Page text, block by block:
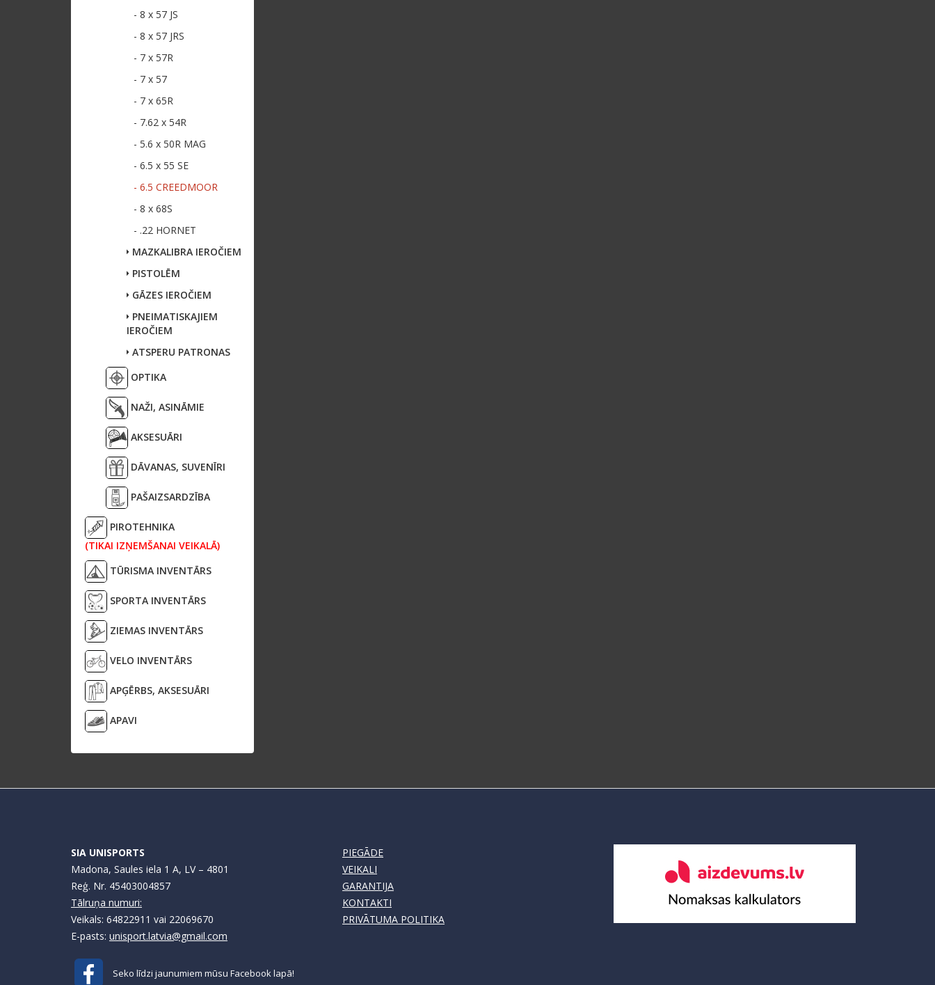
- 8 x 57 JS
- 8 x 57 JRS
- 7 x 57R
- 7 x 57
- 7 x 65R
- 7.62 x 54R
- 5.6 x 50R MAG
- 6.5 x 55 SE
- 6.5 CREEDMOOR
- 8 x 68S
- .22 HORNET
MAZKALIBRA IEROČIEM
PISTOLĒM
GĀZES IEROČIEM
PNEIMATISKAJIEM
IEROČIEM
ATSPERU PATRONAS
OPTIKA
NAŽI, ASINĀMIE
AKSESUĀRI
DĀVANAS, SUVENĪRI
PAŠAIZSARDZĪBA
PIROTEHNIKA
(TIKAI IZŅEMŠANAI VEIKALĀ)
TŪRISMA INVENTĀRS
SPORTA INVENTĀRS
ZIEMAS INVENTĀRS
VELO INVENTĀRS
APĢĒRBS, AKSESUĀRI
APAVI
SIA UNISPORTS
Madona, Saules iela 1 A, LV – 4801
Reģ. Nr. 45403004857
Tālruņa numuri:
Veikals: 64822911 vai 22069670
E-pasts: unisport.latvia@gmail.com
Seko līdzi jaunumiem mūsu Facebook lapā!
PIEGĀDE
VEIKALI
GARANTIJA
KONTAKTI
PRIVĀTUMA POLITIKA